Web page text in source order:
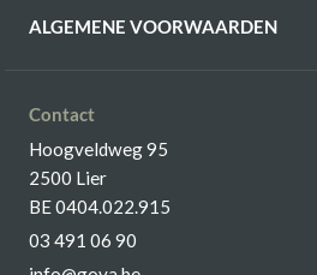
ALGEMENE VOORWAARDEN
Contact
Hoogveldweg 95
2500 Lier
BE 0404.022.915
03 491 06 90